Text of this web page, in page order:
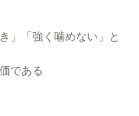
」「強く噛めない」と
である